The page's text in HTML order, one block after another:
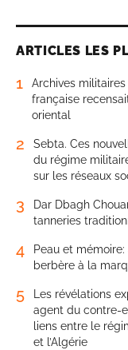
ARTICLES LES
1
Archives militaires
française
oriental
2
Sebta. Ces
du régime
sur les réseaux
3
Dar Dbagh
tanneries
4
Peau et
berbère à la
5
Les révélations
agent du contre-
liens entre le
et l’Algérie